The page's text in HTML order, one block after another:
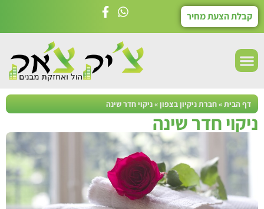
קבלת הצעת מחיר
דף הבית»חברת ניקיון בצפון»ניקוי חדר שינה
ניקוי חדר שינה